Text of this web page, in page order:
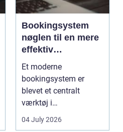
Bookingsystem
nøglen til en mere
effektiv
klinikhverdag
Et moderne
bookingsystem er
blevet et centralt
værktøj i
sundhedssektoren.
Klinikker, praksis og
04 July 2026